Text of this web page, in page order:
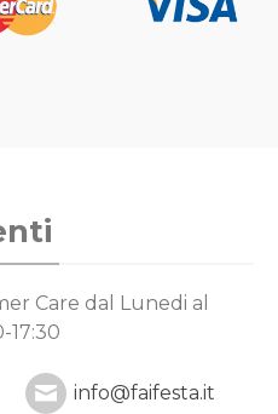
Care dal Lunedi al
17:30
info@faifesta.it